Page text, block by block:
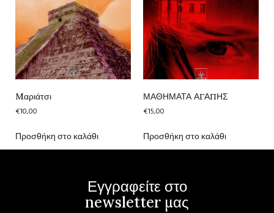
Mαριάτσι
€10,00
Προσθήκη στο καλάθι
ΜΑΘΗΜΑΤΑ ΑΓΑΠΗΣ
€15,00
Προσθήκη στο καλάθι
Εγγραφείτε στο
newsletter μας